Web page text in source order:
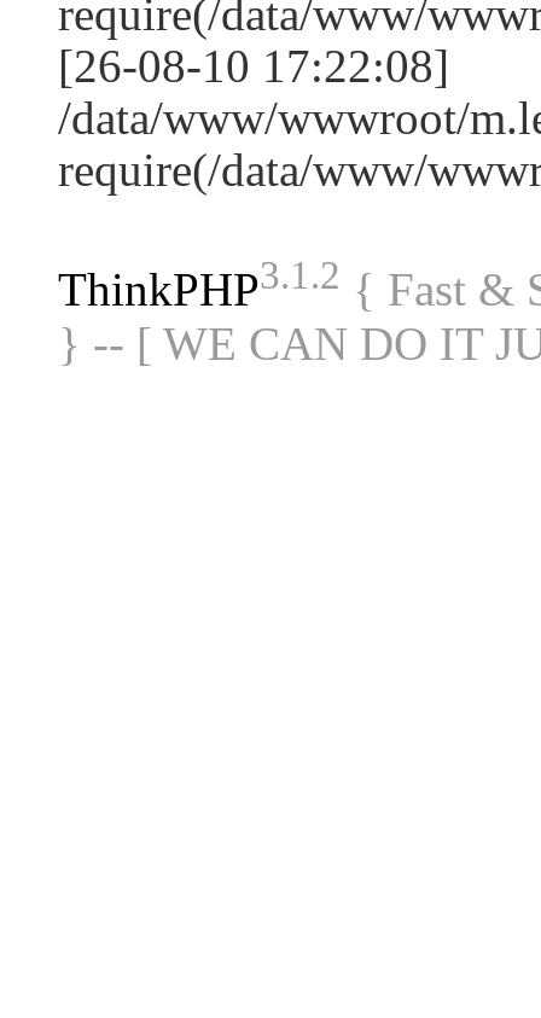
require(/data/www/
[26-08-10 17:22:08]
/data/www/wwwroot/
require(/data/www/
ThinkPHP3.1.2 { Fast &
} -- [ WE CAN DO IT